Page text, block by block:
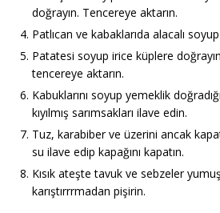
doğrayın. Tencereye aktarın.
Patlıcan ve kabaklarıda alacalı
Patatesi soyup irice küplere
tencereye aktarın.
Kabuklarını soyup yemeklik
kıyılmış sarımsakları ilave edin.
Tuz, karabiber ve üzerini ancak
su ilave edip kapağını kapatın.
Kısık ateşte tavuk ve sebzeler
karıştırrrmadan pişirin.